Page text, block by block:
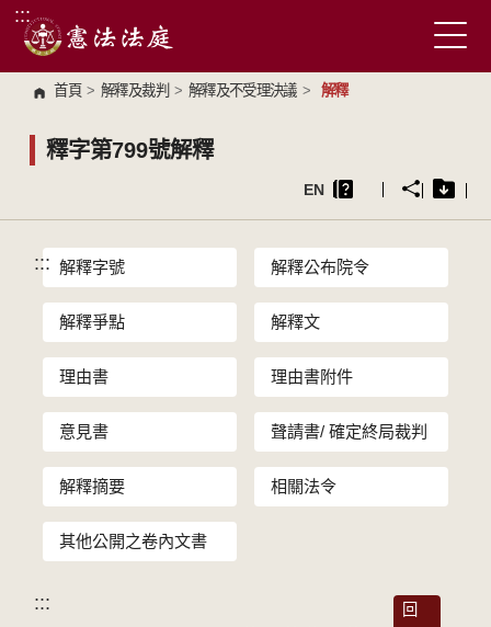
跳到主要內容區塊
:::
首頁 > 解釋及裁判 > 解釋及不受理決議 > 解釋
釋字第799號解釋
EN
::: 解釋字號 解釋公布院令
解釋爭點 解釋文
理由書 理由書附件
意見書 聲請書/ 確定終局裁判
解釋摘要 相關法令
其他公開之卷內文書
:::
回